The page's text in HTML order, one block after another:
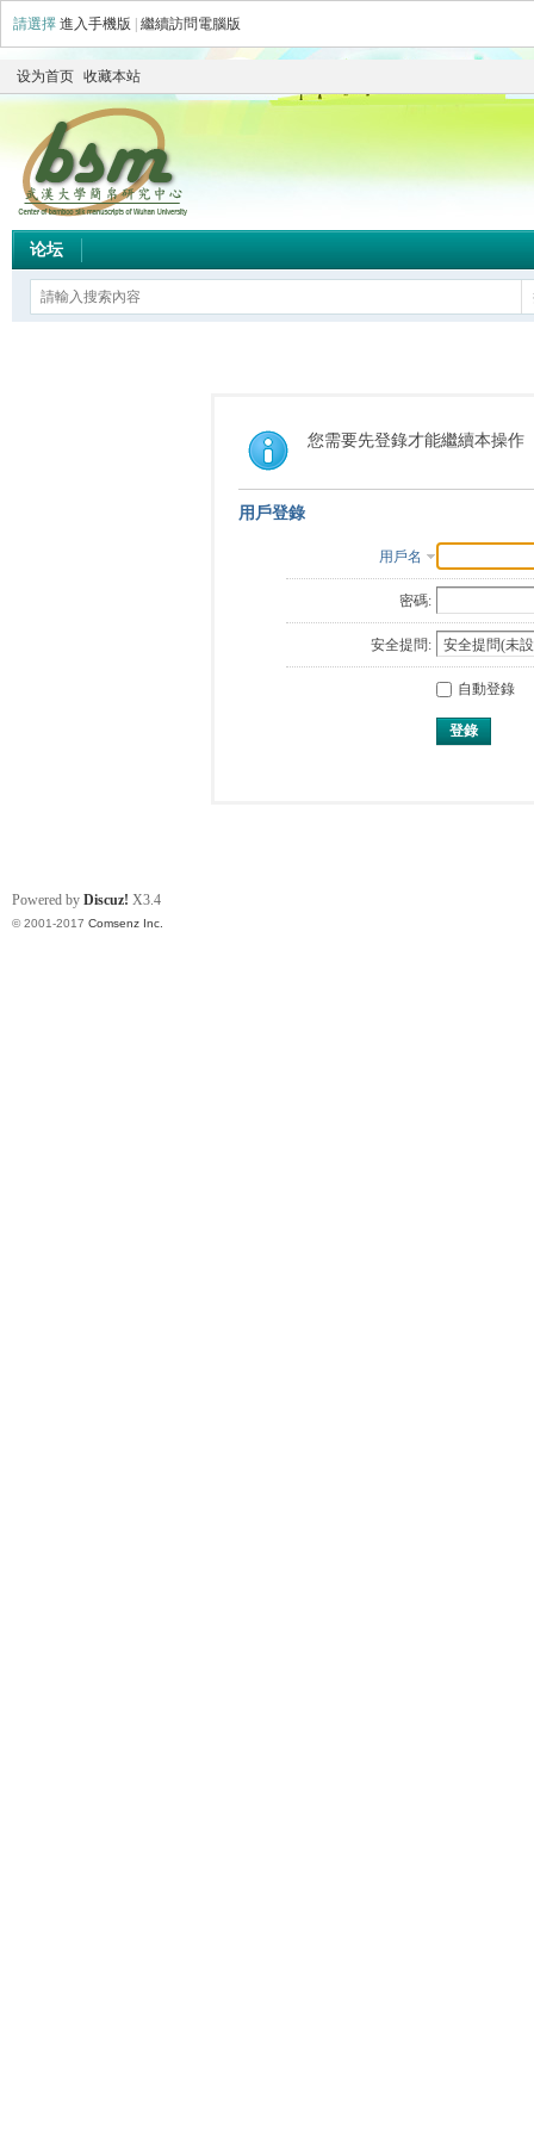
請選擇 進入手機版 繼續訪問電腦版
设为首页 收藏本站
论坛
您需要先登錄才能繼續本操作
用戶登錄
用戶名
密碼:
安全提問:
自動登錄
登錄
Powered by Discuz! X3.4
© 2001-2017 Comsenz Inc.